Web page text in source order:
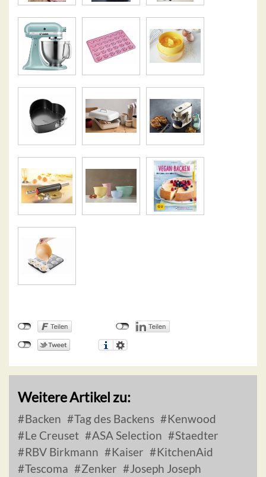
Weitere Artikel zu:
Backen Tag des Backens
Kenwood
Le Creuset
ASA Selection
Staedter
RBV Birkmann
Kaiser
KitchenAid
Tescoma
Zenker
Joseph Joseph